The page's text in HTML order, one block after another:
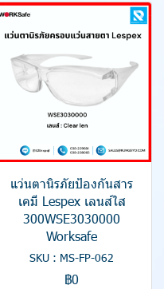
แว่นตานิรภัยป้องกันสาร
เคมี Lespex เลนส์ใส
300WSE3030000
Worksafe
SKU : MS-FP-062
฿0